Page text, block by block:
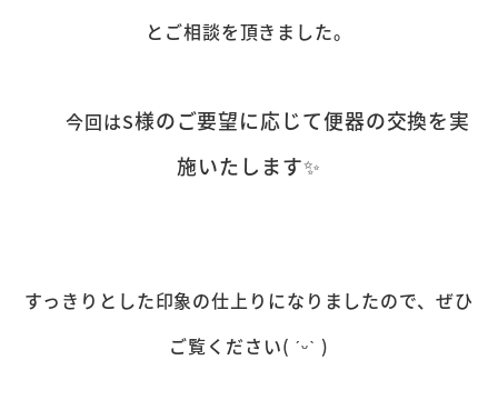
とご相談を頂きました。
今回はS様のご要望に応じて便器の交換を実
施いたします✨
すっきりとした印象の仕上りになりましたので、ぜひ
ご覧ください( ˊᵕˋ )